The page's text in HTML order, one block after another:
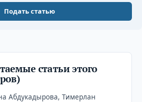
Подать статью
статьи этого
Абдукадырова, Тимерлан